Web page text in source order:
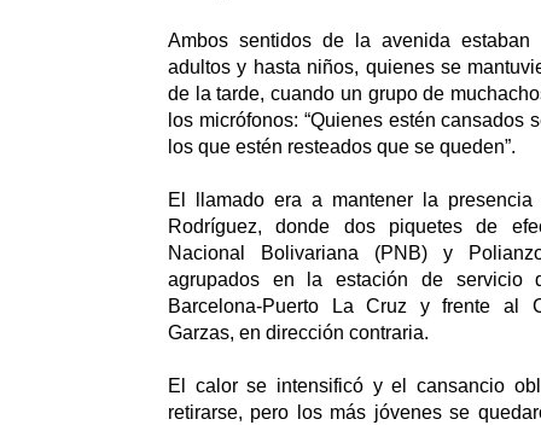
Ambos sentidos de la avenida estaban
adultos y hasta niños, quienes se
de la tarde, cuando un grupo de
los micrófonos: “Quienes estén cansados
los que estén resteados que se queden”.
El llamado era a mantener la
Rodríguez, donde dos piquetes de
Nacional Bolivariana (PNB) y
agrupados en la estación de servicio
Barcelona-Puerto La Cruz y frente al
Garzas, en dirección contraria.
El calor se intensificó y el cansancio
retirarse, pero los más jóvenes se